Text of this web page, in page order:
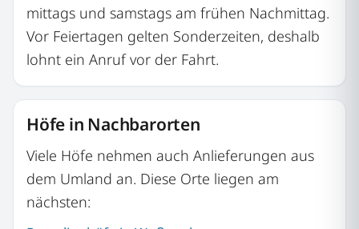
mittags und samstags am frühen Nachmittag.
Vor Feiertagen gelten Sonderzeiten, deshalb
lohnt ein Anruf vor der Fahrt.
Höfe in Nachbarorten
Viele Höfe nehmen auch Anlieferungen aus
dem Umland an. Diese Orte liegen am
nächsten: